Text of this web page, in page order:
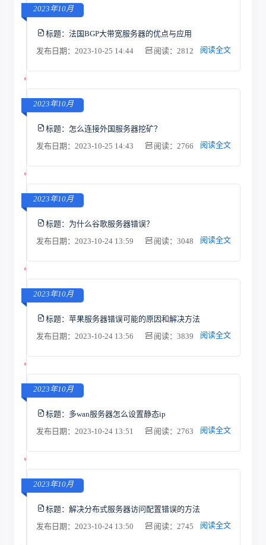
2023年10月
标题： 法国BGP大带宽服务器的优点与应用
发布日期：2023-10-25 14:44
阅读：2812 阅读全文
2023年10月
标题： 怎么连接外国服务器挖矿？
发布日期：2023-10-25 14:43
阅读：2766 阅读全文
2023年10月
标题： 为什么谷歌服务器错误？
发布日期：2023-10-24 13:59
阅读：3048 阅读全文
2023年10月
标题： 苹果服务器错误可能的原因和解决方法
发布日期：2023-10-24 13:56
阅读：3839 阅读全文
2023年10月
标题： 多wan服务器怎么设置静态ip
发布日期：2023-10-24 13:51
阅读：2763 阅读全文
2023年10月
标题： 解决分布式服务器访问配置错误的方法
发布日期：2023-10-24 13:50
阅读：2745 阅读全文